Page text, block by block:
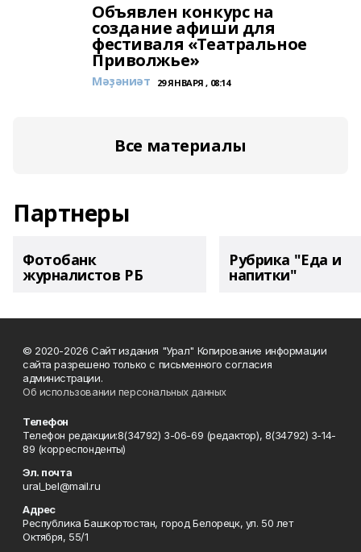
Объявлен конкурс на
создание афиши для
фестиваля «Театральное
Приволжье»
Мәҙәниәт 29 ЯНВАРЯ , 08:14
Все материалы
Партнеры
Фотобанк
журналистов РБ
Рубрика "Еда и
напитки"
© 2020-2026 Сайт издания "Урал" Копирование информации
сайта разрешено только с письменного согласия
администрации.
Об использовании персональных данных
Телефон
Телефон редакции:8(34792) 3-06-69 (редактор), 8(34792) 3-14-
89 (корреспонденты)
Эл. почта
ural_bel@mail.ru
Адрес
Республика Башкортостан, город Белорецк, ул. 50 лет
Октября, 55/1